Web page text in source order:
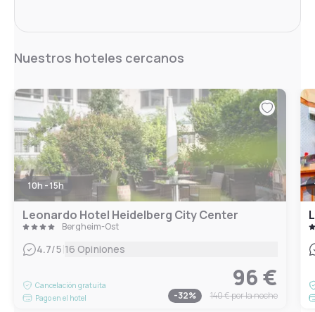
Nuestros hoteles cercanos
10h - 15h
Leonardo Hotel Heidelberg City Center
Bergheim-Ost
4.7/5|16 Opiniones
Cancelación gratuita
Pago en el hotel
96 €
-32% 140 €por la noche